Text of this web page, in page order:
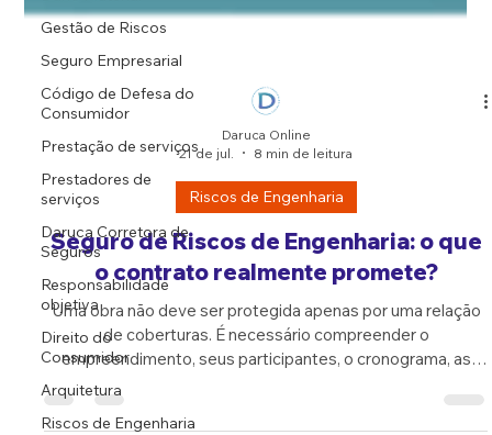
Gestão de Riscos
Seguro Empresarial
Código de Defesa do
Consumidor
Prestação de serviços
Prestadores de
serviços
Daruca Corretora de
Seguros
Responsabilidade
objetiva
Direito do
Consumidor
Arquitetura
Riscos de Engenharia
21 de jul.
8 min de leitura
Riscos de Engenharia
Seguro de Riscos de Engenharia: o que
o contrato realmente promete?